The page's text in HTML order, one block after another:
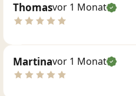
Thomasvor 1 Monat
Martinavor 1 Monat